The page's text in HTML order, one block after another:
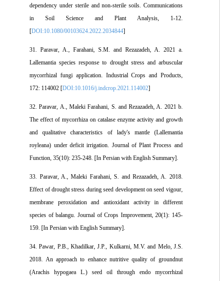
dependency under sterile and non‐sterile soils. Communications
in Soil Science and Plant Analysis, 1-12.
[DOI:10.1080/00103624.2022.2034844
31. Paravar, A., Farahani, S.M. and Rezazadeh, A. 2021 a.
Lallemantia species response to drought stress and arbuscular
mycorrhizal fungi application. Industrial Crops and Products,
172: 114002 [DOI:10.1016/j.indcrop.2021.114002
32. Paravar, A., Maleki Farahani, S. and Rezazadeh, A. 2021 b.
The effect of mycorrhiza on catalase enzyme activity and growth
and qualitative characteristics of lady's mantle (Lallemantia
royleana) under deficit irrigation. Journal of Plant Process and
Function, 35(10): 235-248. [In Persian with English Summary].
33. Paravar, A., Maleki Farahani, S. and Rezazadeh, A. 2018.
Effect of drought stress during seed development on seed vigour,
membrane peroxidation and antioxidant activity in different
species of balangu. Journal of Crops Improvement, 20(1): 145-
159. [In Persian with English Summary].
34. Pawar, P.B., Khadilkar, J.P., Kulkarni, M.V. and Melo, J.S.
2018. An approach to enhance nutritive quality of groundnut
(Arachis hypogaea L.) seed oil through endo mycorrhizal